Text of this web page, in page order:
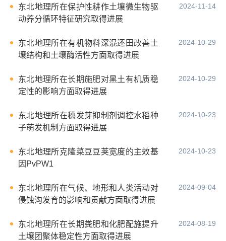
东北地理所在保护性耕作土壤微生物驱
动养分循环特征研究取得进展
2024-11-14
东北地理所在有机物料深混还田改善土
壤结构和土壤酶活性方面取得进展
2024-10-29
东北地理所在长期施肥对黑土有机质稳
定性的影响方面取得进展
2024-10-29
东北地理所在穗发芽抑制剂调控水稻种
子萌发机制方面取得进展
2024-10-23
东北地理所克隆菜豆豆荚宽度的主效基
因PvPW1
2024-10-23
东北地理所在气候、地形和人类活动对
侵蚀沟发育的影响和贡献方面取得进展
2024-09-04
东北地理所在长期粪肥和化肥配施提升
土壤团聚体稳定性方面取得进展
2024-08-19